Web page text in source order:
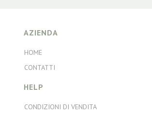
AZIENDA
HOME
CONTATTI
HELP
CONDIZIONI DI VENDITA